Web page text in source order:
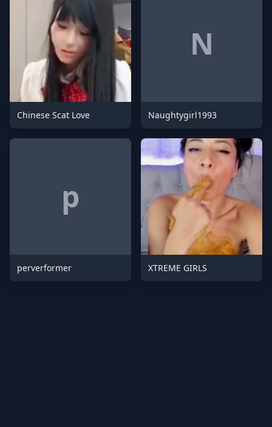
Chinese Scat Love
N
Naughtygirl1993
p
perverformer XTREME GIRLS